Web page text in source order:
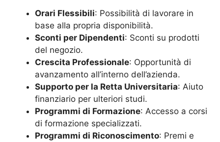
Orari Flessibili: Possibilità di lavorare in
base alla propria disponibilità.
Sconti per Dipendenti: Sconti su prodotti
del negozio.
Crescita Professionale: Opportunità di
avanzamento all’interno dell’azienda.
Supporto per la Retta Universitaria: Aiuto
finanziario per ulteriori studi.
Programmi di Formazione: Accesso a corsi
di formazione specializzati.
Programmi di Riconoscimento: Premi e